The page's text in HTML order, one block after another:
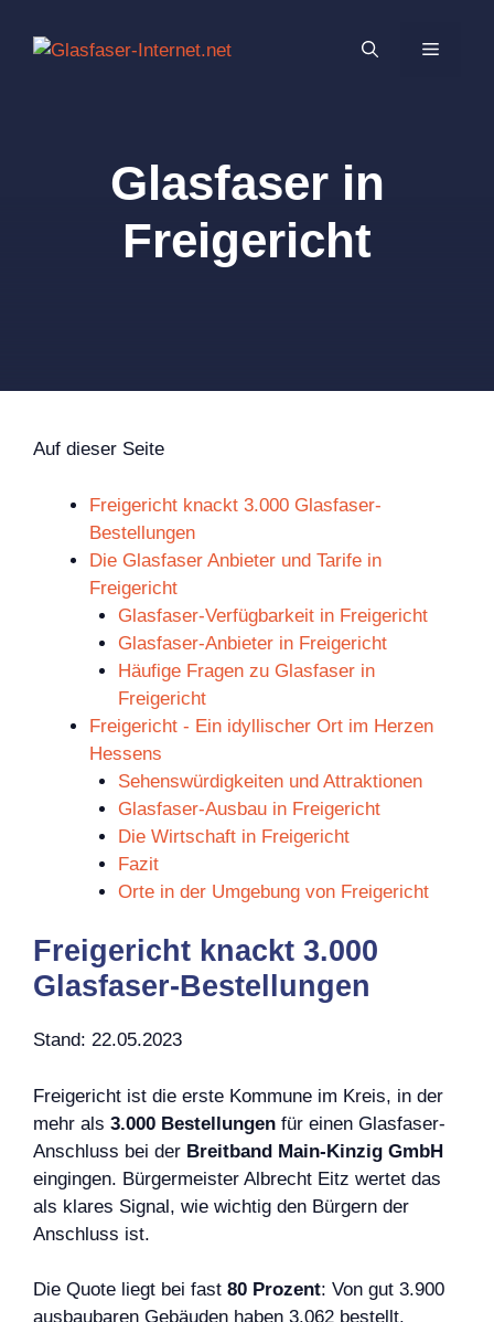
Inhalt
MENÜ
Glasfaser in
Freigericht
Auf dieser Seite
Freigericht knackt 3.000 Glasfaser-
Bestellungen
Die Glasfaser Anbieter und Tarife in
Freigericht
Glasfaser-Verfügbarkeit in Freigericht
Glasfaser-Anbieter in Freigericht
Häufige Fragen zu Glasfaser in
Freigericht
Freigericht - Ein idyllischer Ort im Herzen
Hessens
Sehenswürdigkeiten und Attraktionen
Glasfaser-Ausbau in Freigericht
Die Wirtschaft in Freigericht
Fazit
Orte in der Umgebung von Freigericht
Freigericht knackt 3.000
Glasfaser-Bestellungen
Stand: 22.05.2023
Freigericht ist die erste Kommune im Kreis, in der
mehr als 3.000 Bestellungen für einen Glasfaser-
Anschluss bei der Breitband Main-Kinzig GmbH
eingingen. Bürgermeister Albrecht Eitz wertet das
als klares Signal, wie wichtig den Bürgern der
Anschluss ist.
Die Quote liegt bei fast 80 Prozent: Von gut 3.900
ausbaubaren Gebäuden haben 3.062 bestellt.